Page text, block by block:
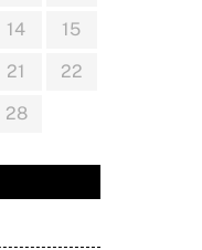
14
15
21
22
28